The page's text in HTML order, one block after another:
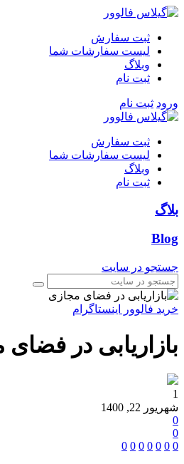
ثبت سفارش
لیست سفارشات شما
وبلاگ
ثبت نام
ورود ثبت نام
ثبت سفارش
لیست سفارشات شما
وبلاگ
ثبت نام
بلاگ
Blog
جستجو در سایت
خرید فالوور اینستاگرام
بازاریابی در
1
شهریور 22, 1400
0
0
0
0
0
0
0
0
0